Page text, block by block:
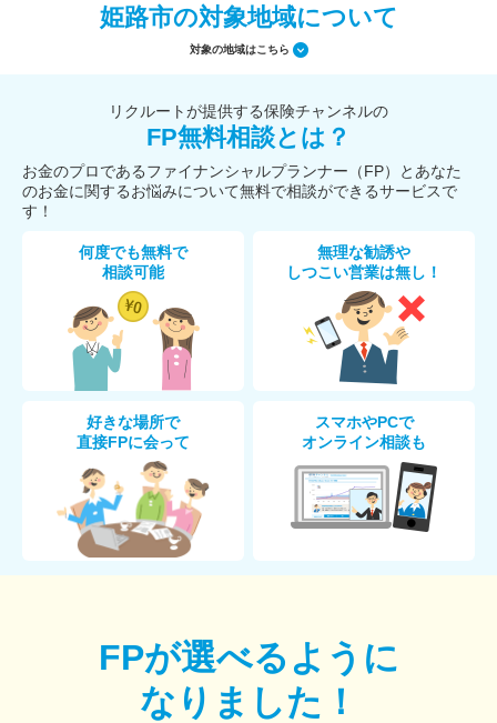
姫路市の対象地域について
対象の地域はこちら
リクルートが提供する保険チャンネルの
FP無料相談とは？
お金のプロであるファイナンシャルプランナー（FP）とあなた
のお金に関するお悩みについて無料で相談ができるサービスで
す！
何度でも無料で
相談可能
無理な勧誘や
しつこい営業は無し！
好きな場所で
直接FPに会って
スマホやPCで
オンライン相談も
FPが選べるように
なりました！